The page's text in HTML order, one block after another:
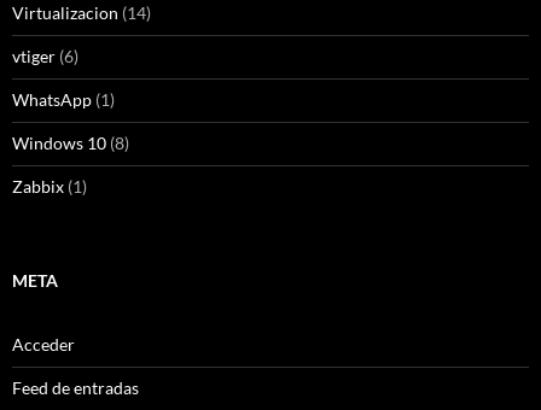
Virtualizacion (14)
vtiger (6)
WhatsApp (1)
Windows 10 (8)
Zabbix (1)
META
Acceder
Feed de entradas